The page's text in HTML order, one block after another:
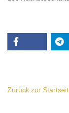
Zurück zur